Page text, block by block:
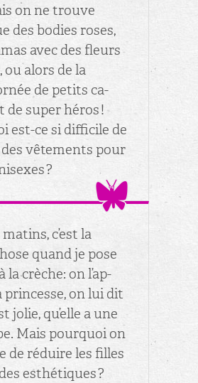
on ne trouve
des bo­dies roses,
avec des fleurs
ou alors de la
de pe­tits ca­
de super héros !
est-ce si dif­fi­cile de
vê­te­ments pour
?
c’est la
quand je pose
la crèche: on l’ap­
prin­cesse, on lui dit
jolie, qu’elle a une
Mais pour­quoi on
de ré­duire les filles
es­thé­tiques ?